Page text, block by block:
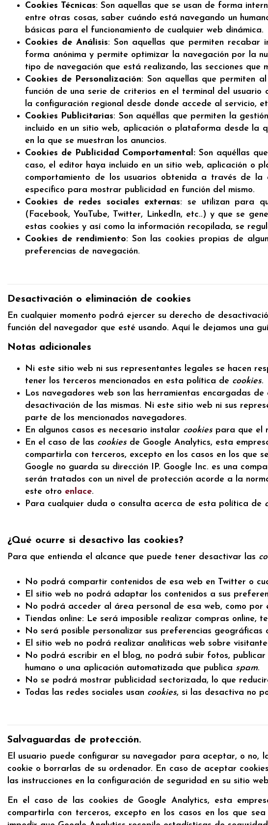
Cookies Técnicas: Son aquellas que se usan de forma
entre otras cosas, saber cuándo está navegando un
básicas para el funcionamiento de cualquier web dinámica.
Cookies de Análisis: Son aquellas que permiten recabar
forma anónima y permite optimizar la navegación por la
tipo de navegación que está realizando, las secciones
Cookies de Personalización: Son aquellas que permiten
función de una serie de criterios en el terminal del
la configuración regional desde donde accede al servicio,
Cookies Publicitarias: Son aquéllas que permiten la
incluido en un sitio web, aplicación o plataforma desde
en la que se muestran los anuncios.
Cookies de Publicidad Comportamental:Son aquéllas
caso, el editor haya incluido en un sitio web, aplicación o
comportamiento de los usuarios obtenida a través de
específico para mostrar publicidad en función del mismo.
Cookies de redes sociales externas: se utilizan para
(Facebook, YouTube, Twitter, LinkedIn, etc..) y que se
estas cookies y así como la información recopilada, se
Cookies de rendimiento: Son las cookies propias de
preferencias de navegación.
Desactivación o eliminación de cookies
En cualquier momento podrá ejercer su derecho de
función del navegador que esté usando. Aquí le dejamos una
Notas adicionales
Ni este sitio web ni sus representantes legales se hacen
tener los terceros mencionados en esta política de cookies.
Los navegadores web son las herramientas encargadas de
desactivación de las mismas. Ni este sitio web ni sus
parte de los mencionados navegadores.
En algunos casos es necesario instalar cookies para que el
En el caso de las cookies de Google Analytics, esta
compartirla con terceros, excepto en los casos en los que
Google no guarda su dirección IP. Google Inc. es una
serán tratados con un nivel de protección acorde a la
este otro enlace.
Para cualquier duda o consulta acerca de esta política de
¿Qué ocurre si desactivo las cookies?
Para que entienda el alcance que puede tener desactivar las
No podrá compartir contenidos de esa web en Twitter o
El sitio web no podrá adaptar los contenidos a sus
No podrá acceder al área personal de esa web, como por
Tiendas online: Le será imposible realizar compras online,
No será posible personalizar sus preferencias
El sitio web no podrá realizar analíticas web sobre
No podrá escribir en el blog, no podrá subir fotos,
humano o una aplicación automatizada que publica spam.
No se podrá mostrar publicidad sectorizada, lo que
Todas las redes sociales usan cookies, si las desactiva no
Salvaguardas de protección.
El usuario puede configurar su navegador para aceptar, o no,
cookie o borrarlas de su ordenador. En caso de aceptar
las instrucciones en la configuración de seguridad en su sitio
En el caso de las cookies de Google Analytics, esta
compartirla con terceros, excepto en los casos en los que